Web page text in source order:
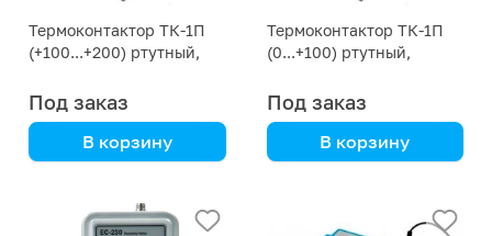
Термоконтактор ТК-1П
(+100...+200) ртутный,
Под заказ
В корзину
Термоконтактор ТК-1П
(0...+100) ртутный,
Под заказ
В корзину